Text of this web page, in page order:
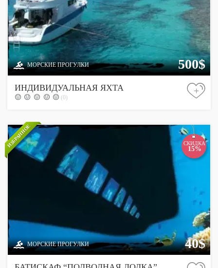
МОРСКИЕ ПРОГУЛКИ 500$
ИНДИВИДУАЛЬНАЯ ЯХТА
(0)
+
ИЗБРАННОЕ СКИДКА
15%
МОРСКИЕ ПРОГУЛКИ 40$